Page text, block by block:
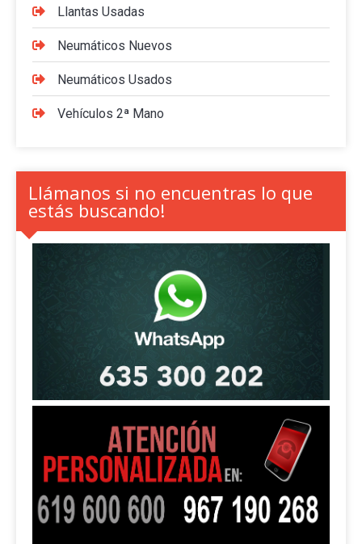
Llantas Usadas
Neumáticos Nuevos
Neumáticos Usados
Vehículos 2ª Mano
Llámanos si no encuentras lo que
estás buscando!